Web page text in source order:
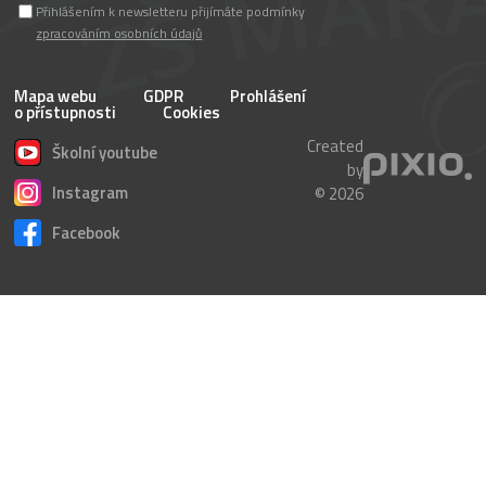
Přihlášením k newsletteru přijímáte podmínky
zpracováním osobních údajů
Mapa webu GDPR Prohlášení
o přístupnosti
Cookies
Školní youtube
Instagram
Facebook
Created
by
© 2026